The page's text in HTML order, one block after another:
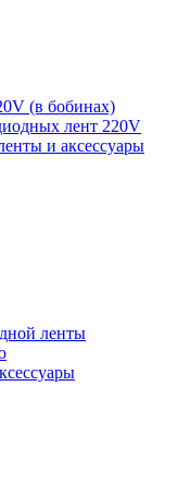
(в бобинах)
лент 220V
и аксессуары
ленты